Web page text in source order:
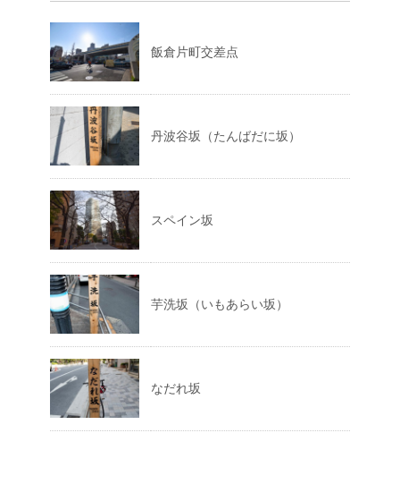
飯倉片町交差点
丹波谷坂（たんばだに坂）
スペイン坂
芋洗坂（いもあらい坂）
なだれ坂